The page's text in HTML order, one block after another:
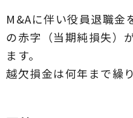
M&Aに伴い役員退職金
の赤字（当期純損失）
ます。
越欠損金は何年まで繰